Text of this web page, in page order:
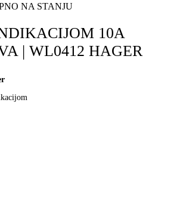
NA STANJU
10A
| WL0412 HAGER